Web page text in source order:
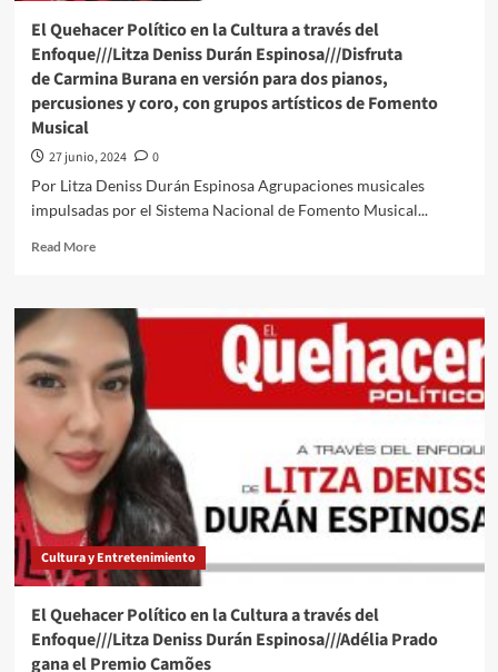
su
primer
debate
empatados
encuestas
El Quehacer Político en la Cultura a través del
Enfoque///Litza Deniss Durán Espinosa///Disfruta
de Carmina Burana en versión para dos pianos,
percusiones y coro, con grupos artísticos de Fomento
Musical
27 junio, 2024
0
Por Litza Deniss Durán Espinosa Agrupaciones musicales
impulsadas por el Sistema Nacional de Fomento Musical...
Read MoreRead
El
Quehacer
Político
en
la
Cultura
a
través
del
Enfoque///Litza
Deniss
Durán
Espinosa///Disfruta
de Carmina
versión
para
dos
Cultura y Entretenimiento
El Quehacer Político en la Cultura a través del
Enfoque///Litza Deniss Durán Espinosa///Adélia Prado
gana el Premio Camões